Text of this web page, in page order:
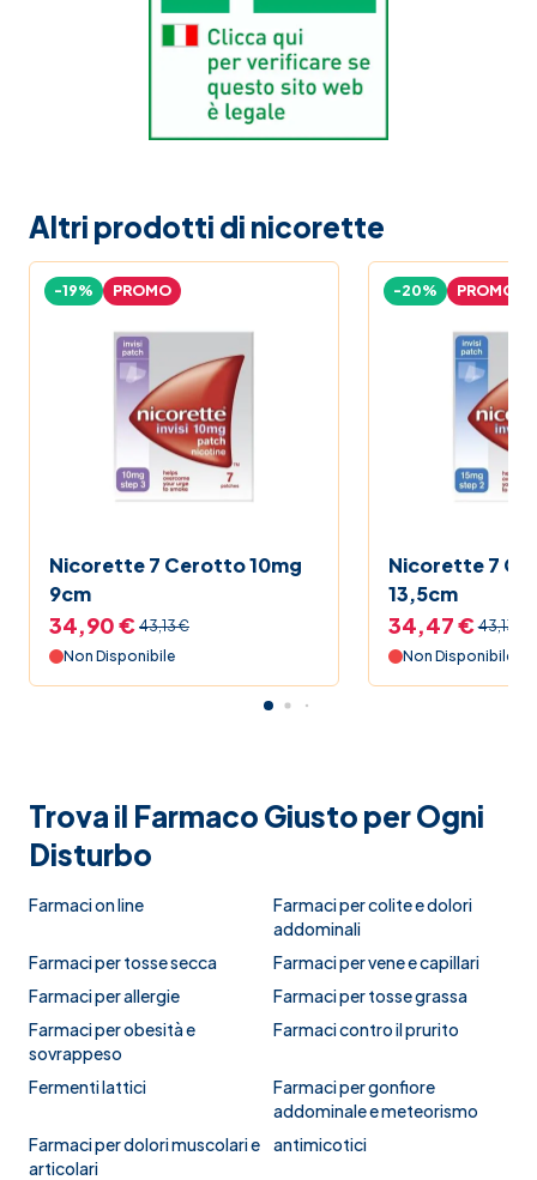
Altri prodotti di nicorette
Nicorette 7 Cerotto 10mg
9cm
-19% PROMO
34,90 € 43,13 €
Non Disponibile
Nicorette 7
13,5cm
-20% PROMO
34,47 € 43,13 €
Non Disponibile
Trova il Farmaco Giusto per Ogni
Disturbo
Farmaci on line
Farmaci per colite e dolori
addominali
Farmaci per tosse secca
Farmaci per vene e capillari
Farmaci per allergie
Farmaci per tosse grassa
Farmaci per obesità e
sovrappeso
Farmaci contro il prurito
Fermenti lattici
Farmaci per gonfiore
addominale e meteorismo
Farmaci per dolori muscolari e
articolari
antimicotici